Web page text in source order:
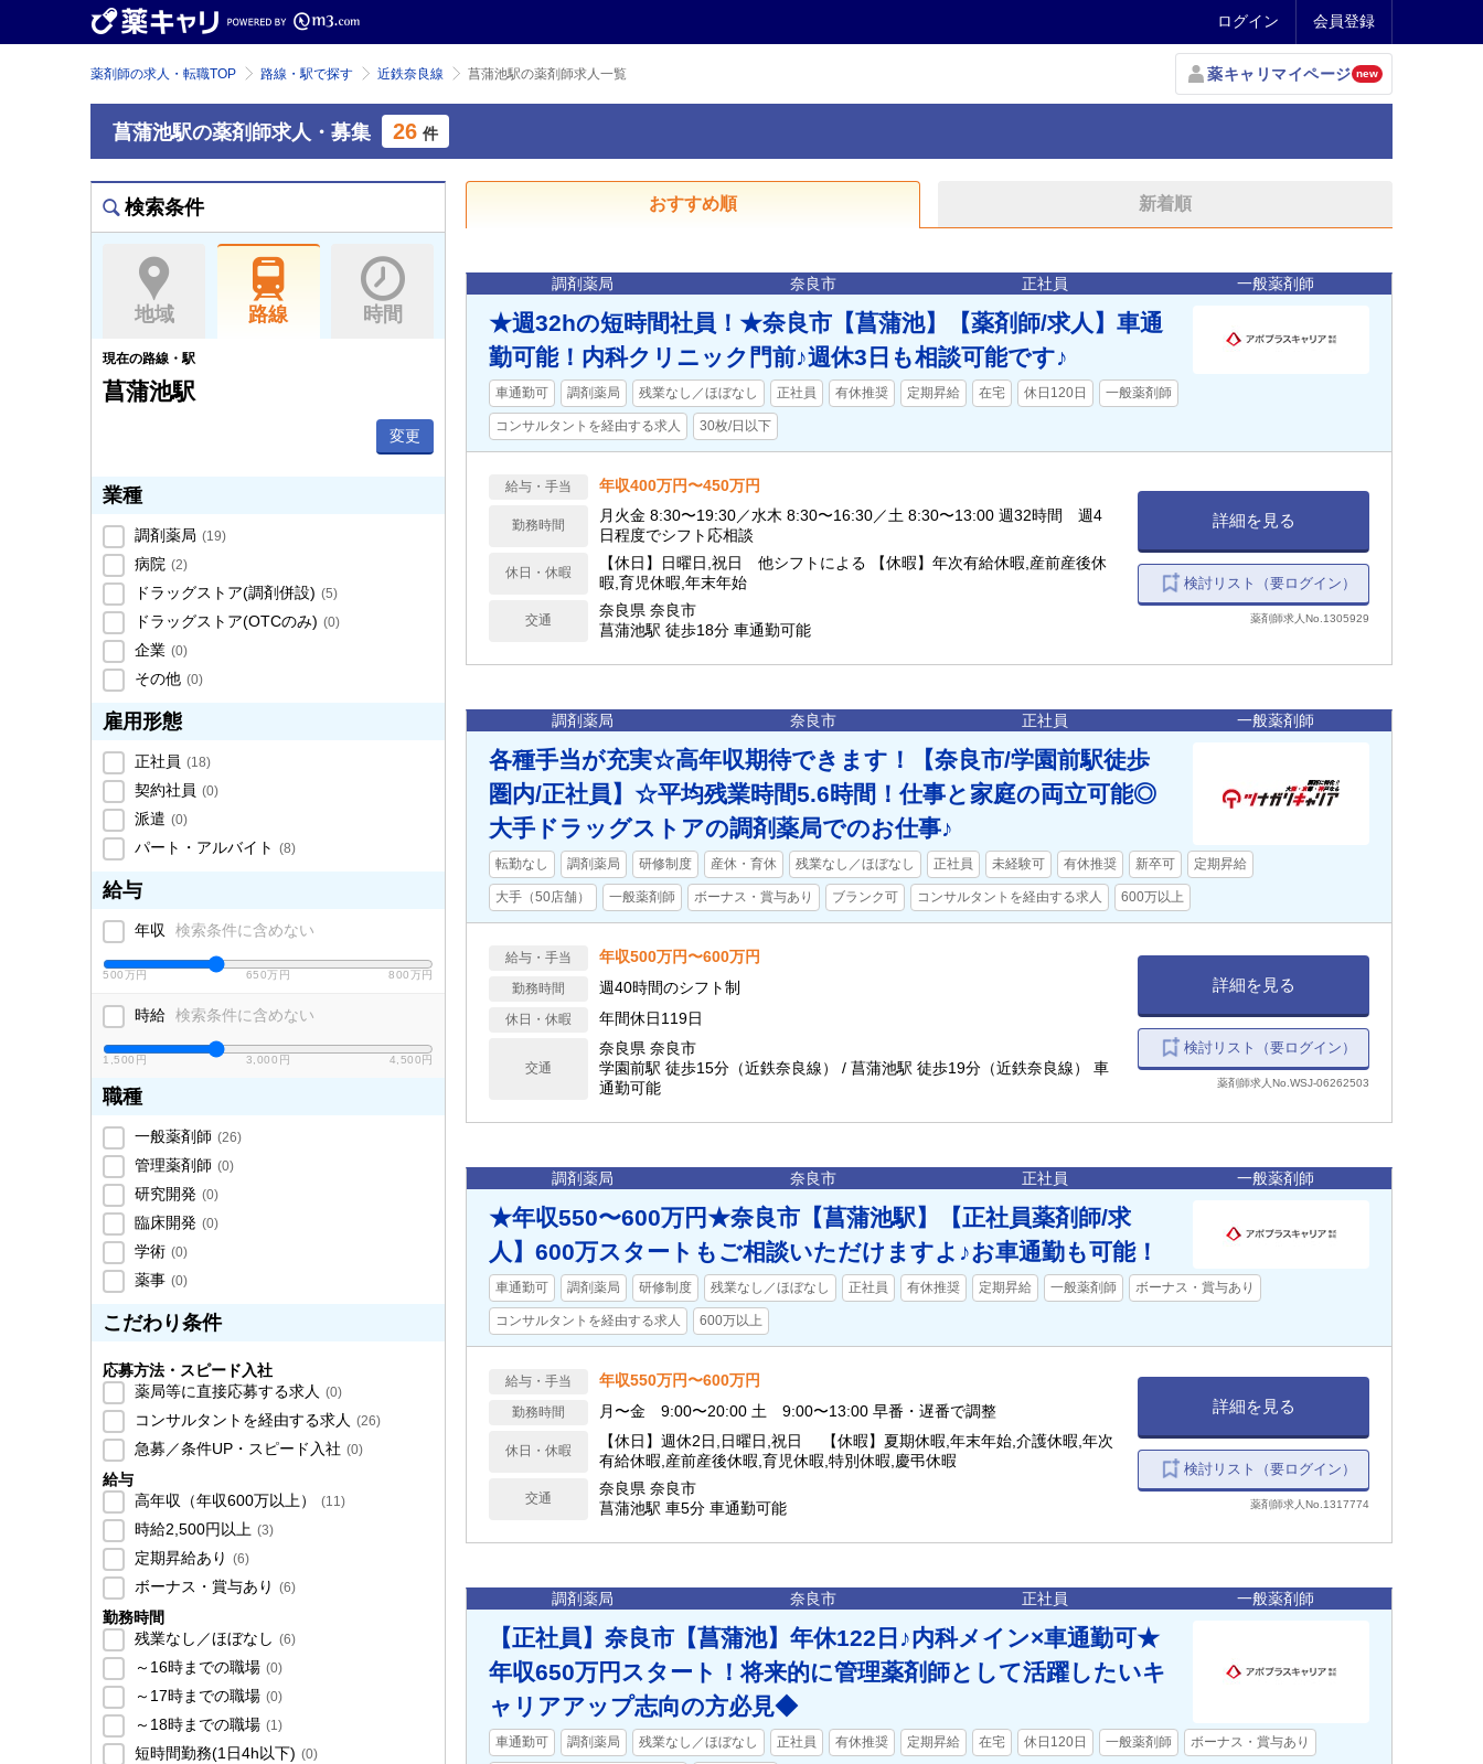
ログイン 会員登録
薬剤師の求人・転職TOP 路線・駅で探す 近鉄奈良線 菖蒲池駅の薬剤師求人一覧 薬キャリマイページ new
菖蒲池駅の薬剤師求人・募集 26 件
検索条件
地域 路線 時間
現在の路線・駅
菖蒲池駅
変更
業種
調剤薬局 (19)
病院 (2)
ドラッグストア(調剤併設) (5)
ドラッグストア(OTCのみ) (0)
企業 (0)
その他 (0)
雇用形態
正社員 (18)
契約社員 (0)
派遣 (0)
パート・アルバイト (8)
給与
年収 検索条件に含めない
500万円 650万円 800万円
時給 検索条件に含めない
1,500円 3,000円 4,500円
職種
一般薬剤師 (26)
管理薬剤師 (0)
研究開発 (0)
臨床開発 (0)
学術 (0)
薬事 (0)
こだわり条件
応募方法・スピード入社
薬局等に直接応募する求人 (0)
コンサルタントを経由する求人 (26)
急募／条件UP・スピード入社 (0)
給与
高年収（年収600万以上）
(11)
時給2,500円以上 (3)
定期昇給あり (6)
ボーナス・賞与あり (6)
勤務時間
残業なし／ほぼなし (6)
～16時までの職場 (0)
～17時までの職場 (0)
～18時までの職場 (1)
短時間勤務(1日4h以下) (0)
おすすめ順 新着順
調剤薬局 奈良市 正社員 一般薬剤師
★週32hの短時間社員！★奈良市【菖蒲池】【薬剤師/求人】車通
勤可能！内科クリニック門前♪週休3日も相談可能です♪
車通勤可 調剤薬局 残業なし／ほぼなし 正社員 有休推奨 定期昇給 在宅 休日120日 一般薬剤師
コンサルタントを経由する求人 30枚/日以下
給与・手当 年収400万円〜450万円
勤務時間
月火金 8:30〜19:30／水木 8:30〜16:30／土 8:30〜13:00 週32時間 週4
日程度でシフト応相談
休日・休暇
【休日】日曜日,祝日 他シフトによる 【休暇】年次有給休暇,産前産後休
暇,育児休暇,年末年始
交通
奈良県 奈良市
菖蒲池駅 徒歩18分 車通勤可能
詳細を見る
検討リスト（要ログイン）
薬剤師求人No.1305929
調剤薬局 奈良市 正社員 一般薬剤師
各種手当が充実☆高年収期待できます！【奈良市/学園前駅徒歩
圏内/正社員】☆平均残業時間5.6時間！仕事と家庭の両立可能◎
大手ドラッグストアの調剤薬局でのお仕事♪
転勤なし 調剤薬局 研修制度 産休・育休 残業なし／ほぼなし 正社員 未経験可 有休推奨 新卒可 定期昇給
大手（50店舗） 一般薬剤師 ボーナス・賞与あり ブランク可 コンサルタントを経由する求人 600万以上
給与・手当 年収500万円〜600万円
勤務時間 週40時間のシフト制
休日・休暇 年間休日119日
交通
奈良県 奈良市
学園前駅 徒歩15分（近鉄奈良線） / 菖蒲池駅 徒歩19分（近鉄奈良線） 車
通勤可能
詳細を見る
検討リスト（要ログイン）
薬剤師求人No.WSJ-06262503
調剤薬局 奈良市 正社員 一般薬剤師
★年収550〜600万円★奈良市【菖蒲池駅】【正社員薬剤師/求
人】600万スタートもご相談いただけますよ♪お車通勤も可能！
車通勤可 調剤薬局 研修制度 残業なし／ほぼなし 正社員 有休推奨 定期昇給 一般薬剤師 ボーナス・賞与あり
コンサルタントを経由する求人 600万以上
給与・手当 年収550万円〜600万円
勤務時間 月〜金 9:00〜20:00 土 9:00〜13:00 早番・遅番で調整
休日・休暇
【休日】週休2日,日曜日,祝日 【休暇】夏期休暇,年末年始,介護休暇,年次
有給休暇,産前産後休暇,育児休暇,特別休暇,慶弔休暇
交通
奈良県 奈良市
菖蒲池駅 車5分 車通勤可能
詳細を見る
検討リスト（要ログイン）
薬剤師求人No.1317774
調剤薬局 奈良市 正社員 一般薬剤師
【正社員】奈良市【菖蒲池】年休122日♪内科メイン×車通勤可★
年収650万円スタート！将来的に管理薬剤師として活躍したいキ
ャリアアップ志向の方必見◆
車通勤可 調剤薬局 残業なし／ほぼなし 正社員 有休推奨 定期昇給 在宅 休日120日 一般薬剤師 ボーナス・賞与あり